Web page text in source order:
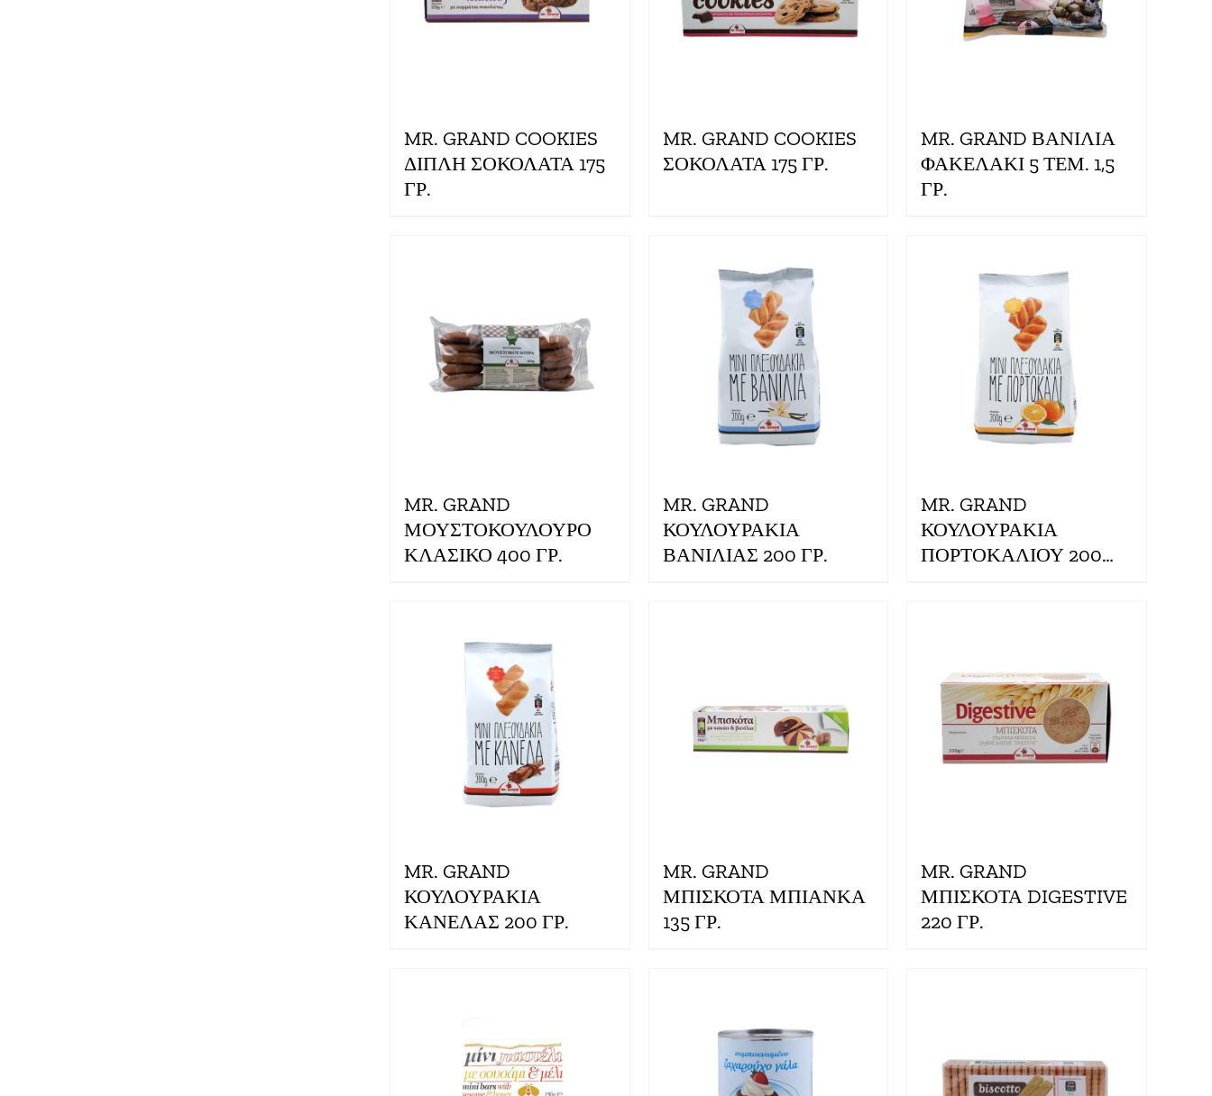
MR. GRAND COOKIES
ΔΙΠΛΗ ΣΟΚΟΛΑΤΑ 175
ΓΡ.
MR. GRAND COOKIES
ΣΟΚΟΛΑΤΑ 175 ΓΡ.
MR. GRAND ΒΑΝΙΛΙΑ
ΦΑΚΕΛΑΚΙ 5 ΤΕΜ. 1,5
ΓΡ.
MR. GRAND
ΜΟΥΣΤΟΚΟΥΛΟΥΡΟ
ΚΛΑΣΙΚΟ 400 ΓΡ.
MR. GRAND
ΚΟΥΛΟΥΡΑΚΙΑ
ΒΑΝΙΛΙΑΣ 200 ΓΡ.
MR. GRAND
ΚΟΥΛΟΥΡΑΚΙΑ
ΠΟΡΤΟΚΑΛΙΟΥ 200
MR. GRAND
ΚΟΥΛΟΥΡΑΚΙΑ
ΚΑΝΕΛΑΣ 200 ΓΡ.
MR. GRAND
ΜΠΙΣΚΟΤΑ ΜΠΙΑΝΚΑ
135 ΓΡ.
MR. GRAND
ΜΠΙΣΚΟΤΑ DIGESTIVE
220 ΓΡ.